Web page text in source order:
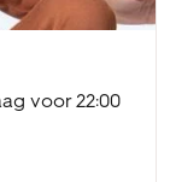
voor 22:00